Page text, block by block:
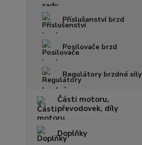
Příslušenství brzd
Posilovače brzd
Regulátory brzdné síly
Části motoru,
převodovek, díly
Doplňky